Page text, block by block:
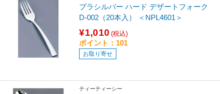
プラシルバー ハード デザートフォーク
D-002（20本入） ＜NPL4601＞
¥1,010 (税込)
ポイント：101
お取り寄せ
ティーティーシー